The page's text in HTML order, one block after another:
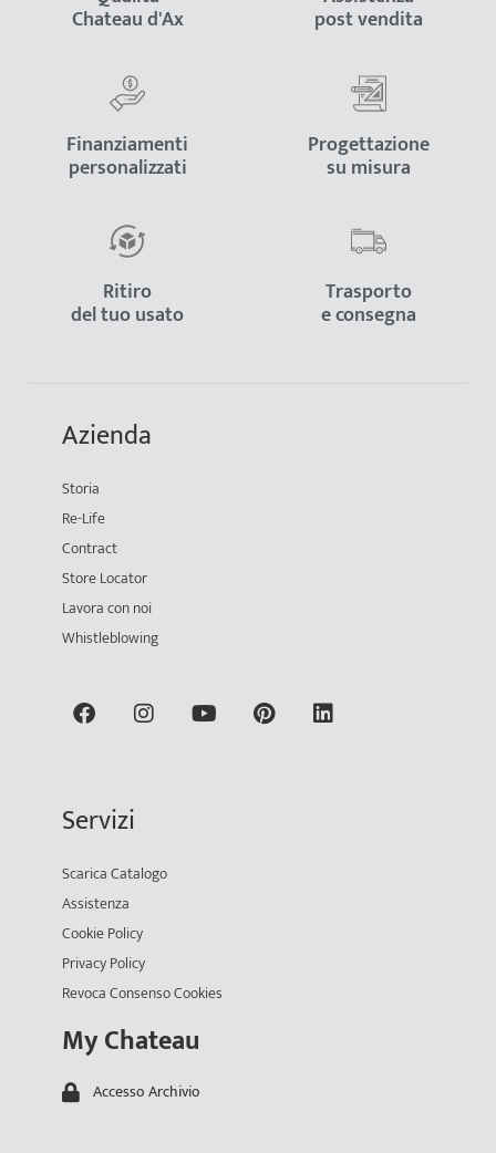
Chateau d'Ax post vendita
Finanziamenti
personalizzati
Progettazione
su misura
Ritiro
del tuo usato
Trasporto
e consegna
Azienda
Storia
Re-Life
Contract
Store Locator
Lavora con noi
Whistleblowing
Servizi
Scarica Catalogo
Assistenza
Cookie Policy
Privacy Policy
Revoca Consenso Cookies
My Chateau
Accesso Archivio